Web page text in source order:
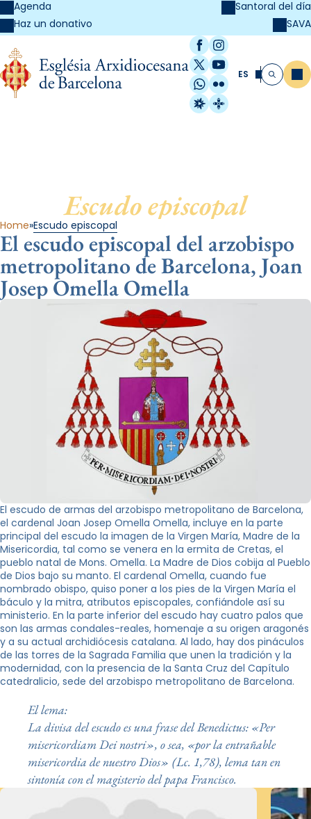
Agenda
Haz un donativo
Santoral del día
SAVA
Facebook
Instagram
X / Twitter
YouTube
WhatsApp
Flickr
Radio Estel
Catalunya
ES Buscar
Escudo episcopal
Home Escudo episcopal
El escudo episcopal del arzobispo
metropolitano de Barcelona, Joan
Josep Omella Omella
El escudo de armas del arzobispo metropolitano de Barcelona,
el cardenal Joan Josep Omella Omella, incluye en la parte
principal del escudo la imagen de la Virgen María, Madre de la
Misericordia, tal como se venera en la ermita de Cretas, el
pueblo natal de Mons. Omella. La Madre de Dios cobija al Pueblo
de Dios bajo su manto. El cardenal Omella, cuando fue
nombrado obispo, quiso poner a los pies de la Virgen María el
báculo y la mitra, atributos episcopales, confiándole así su
ministerio. En la parte inferior del escudo hay cuatro palos que
son las armas condales-reales, homenaje a su origen aragonés
y a su actual archidiócesis catalana. Al lado, hay dos pináculos
de las torres de la Sagrada Familia que unen la tradición y la
modernidad, con la presencia de la Santa Cruz del Capítulo
catedralicio, sede del arzobispo metropolitano de Barcelona.
El lema:
La divisa del escudo es una frase del Benedictus: «Per
misericordiam Dei nostri», o sea, «por la entrañable
misericordia de nuestro Dios» (Lc. 1,78), lema tan en
sintonía con el magisterio del papa Francisco.